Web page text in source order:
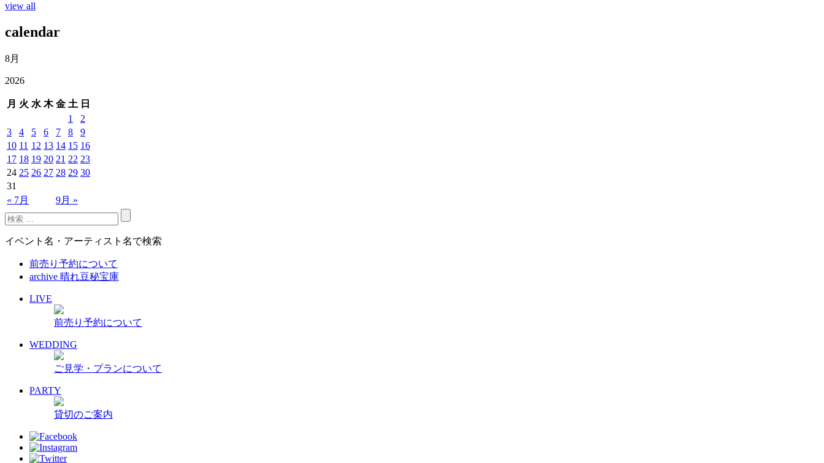
view all
calendar
8月
2026
月 火 水 木 金 土 日
« 7月 9月 »
1
2
3
4 5 6 7 8
9
10 11 12 13 14 15 16
17 18 19 20 21 22 23
24 25 26 27 28 29 30
31
イベント名・アーティスト名で検索
前売り予約について
archive 晴れ豆秘宝庫
LIVE
前売り予約について
WEDDING
ご見学・プランについて
PARTY
貸切のご案内